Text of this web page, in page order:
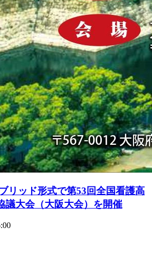
リッド形式で第53回全国看護高
議大会（大阪大会）を開催